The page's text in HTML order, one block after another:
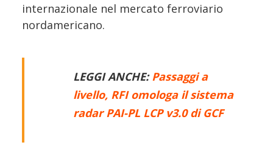
internazionale nel mercato ferroviario
nordamericano.
LEGGI ANCHE: Passaggi a
livello, RFI omologa il sistema
radar PAI-PL LCP v3.0 di GCF